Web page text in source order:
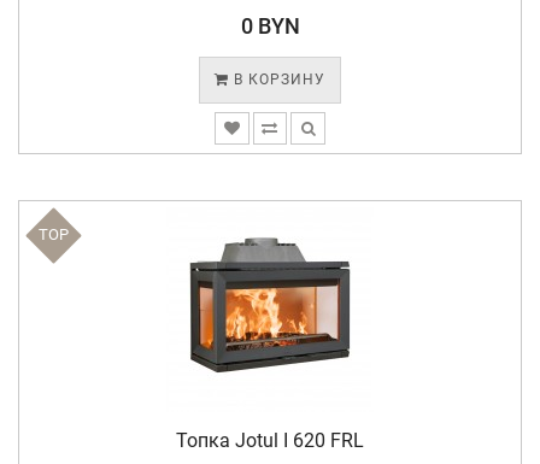
0 BYN
В КОРЗИНУ
TOP
Топка Jotul I 620 FRL